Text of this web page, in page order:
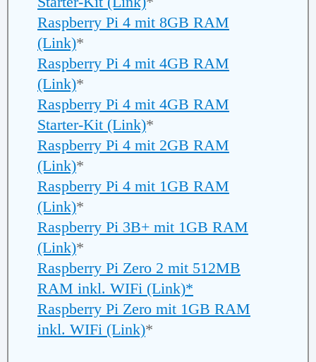
Raspberry Pi 4 mit 8GB RAM
(Link)*
Raspberry Pi 4 mit 4GB RAM
(Link)*
Raspberry Pi 4 mit 4GB RAM
Starter-Kit (Link)*
Raspberry Pi 4 mit 2GB RAM
(Link)*
Raspberry Pi 4 mit 1GB RAM
(Link)*
Raspberry Pi 3B+ mit 1GB RAM
(Link)*
Raspberry Pi Zero 2 mit 512MB
RAM inkl. WIFi (Link)*
Raspberry Pi Zero mit 1GB RAM
inkl. WIFi (Link)*